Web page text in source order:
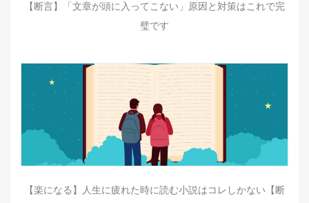
【断言】「文章が頭に入ってこない」原因と対策はこれで完
璧です
【楽になる】人生に疲れた時に読む小説はコレしかない【断